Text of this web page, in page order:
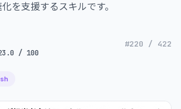
を支援するスキルです。
/ 100
#220 / 422